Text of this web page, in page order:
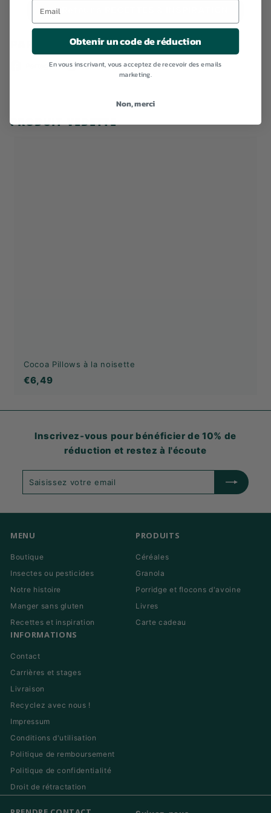
Retour à RECETTES & INSPIRATION
PARTAGER CETTE INFORMATION
Partagez Facebook
Épinglez-le Pinterest
PRODUIT VEDETTE
Cocoa Pillows à la noisette
€6,49€6,49
Inscrivez-vous pour bénéficier de 10% de
réduction et restez à l'écoute
MENU
Boutique
Insectes ou pesticides
Notre histoire
Manger sans gluten
Recettes et inspiration
PRODUITS
Céréales
Granola
Porridge et flocons d'avoine
Livres
Carte cadeau
INFORMATIONS
Contact
Carrières et stages
Livraison
Recyclez avec nous !
Impressum
Conditions d'utilisation
Politique de remboursement
Politique de confidentialité
Droit de rétractation
Obtenir un code de réduction
En vous inscrivant, vous acceptez de recevoir des emails
marketing.
Non, merci